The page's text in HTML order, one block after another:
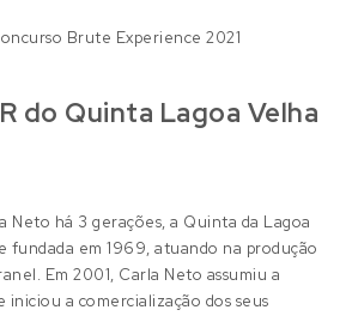
Brute Experience 2021
do Quinta Lagoa Velha
Neto há 3 gerações, a Quinta da Lagoa
fundada em 1969, atuando na produção
Em 2001, Carla Neto assumiu a
a comercialização dos seus